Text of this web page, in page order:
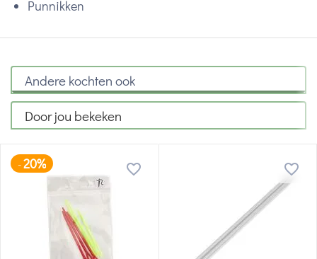
Punnikken
Andere kochten ook
Door jou bekeken
-20%